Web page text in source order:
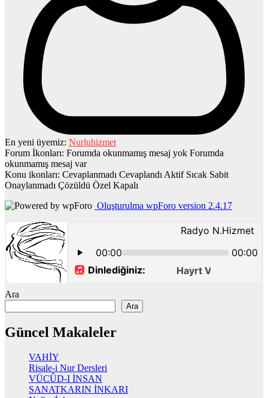
En yeni üyemiz: Nurluhizmet
Forum İkonları: Forumda okunmamış mesaj yok Forumda
okunmamış mesaj var
Konu ikonları: Cevaplanmadı Cevaplandı Aktif Sıcak Sabit
Onaylanmadı Çözüldü Özel Kapalı
Oluşturulma wpForo version 2.4.17
Ara
Ara
Güncel Makaleler
VAHİY
Risale-i Nur Dersleri
VÜCÛD-I İNSAN
SANATKARIN İNKARI